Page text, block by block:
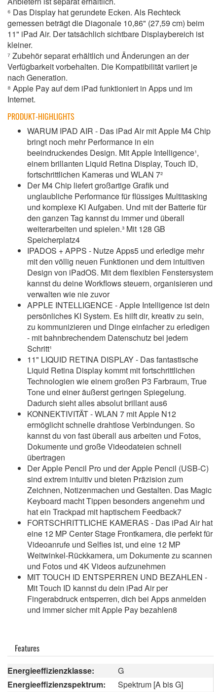
⁶ Das Display hat gerundete Ecken. Als Rechteck
gemessen beträgt die Diagonale 10,86" (27,59 cm) beim
11" iPad Air. Der tatsächlich sichtbare Displaybereich ist
kleiner.
⁷ Zubehör separat erhältlich und Änderungen an der
Verfügbarkeit vorbehalten. Die Kompatibilität variiert je
nach Generation.
⁸ Apple Pay auf dem iPad funktioniert in Apps und im
Internet.
PRODUKT-HIGHLIGHTS
WARUM IPAD AIR - Das iPad Air mit Apple M4 Chip
bringt noch mehr Performance in ein
beeindruckendes Design. Mit Apple Intelligence¹,
einem brillanten Liquid Retina Display, Touch ID,
fortschrittlichen Kameras und WLAN 7²
Der M4 Chip liefert großartige Grafik und
unglaubliche Performance für flüssiges Multitasking
und komplexe KI Aufgaben. Und mit der Batterie für
den ganzen Tag kannst du immer und überall
weiterarbeiten und spielen.³ Mit 128 GB
Speicherplatz4
IPADOS + APPS - Nutze Apps5 und erledige mehr
mit den völlig neuen Funktionen und dem intuitiven
Design von iPadOS. Mit dem flexiblen Fenstersystem
kannst du deine Workflows steuern, organisieren und
verwalten wie nie zuvor
APPLE INTELLIGENCE - Apple Intelligence ist dein
persönliches KI System. Es hilft dir, kreativ zu sein,
zu kommunizieren und Dinge einfacher zu erledigen
- mit bahnbrechendem Datenschutz bei jedem
Schritt¹
11" LIQUID RETINA DISPLAY - Das fantastische
Liquid Retina Display kommt mit fortschrittlichen
Technologien wie einem großen P3 Farbraum, True
Tone und einer äußerst geringen Spiegelung.
Dadurch sieht alles absolut brillant aus6
KONNEKTIVITÄT - WLAN 7 mit Apple N12
ermöglicht schnelle drahtlose Verbindungen. So
kannst du von fast überall aus arbeiten und Fotos,
Dokumente und große Videodateien schnell
übertragen
Der Apple Pencil Pro und der Apple Pencil (USB-C)
sind extrem intuitiv und bieten Präzision zum
Zeichnen, Notizenmachen und Gestalten. Das Magic
Keyboard macht Tippen besonders angenehm und
hat ein Trackpad mit haptischem Feedback7
FORTSCHRITTLICHE KAMERAS - Das iPad Air hat
eine 12 MP Center Stage Frontkamera, die perfekt für
Videoanrufe und Selfies ist, und eine 12 MP
Weitwinkel-Rückkamera, um Dokumente zu scannen
und Fotos und 4K Videos aufzunehmen
MIT TOUCH ID ENTSPERREN UND BEZAHLEN -
Mit Touch ID kannst du dein iPad Air per
Fingerabdruck entsperren, dich bei Apps anmelden
und immer sicher mit Apple Pay bezahlen8
Features
Energieeffizienzklasse:
G
Energieeffizienzspektrum:
Spektrum [A bis G]